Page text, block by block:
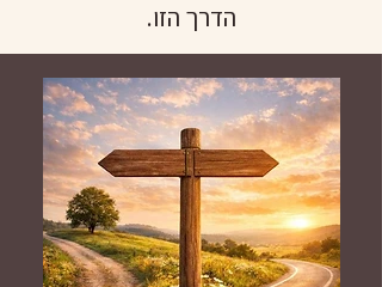
הדרך הזו.